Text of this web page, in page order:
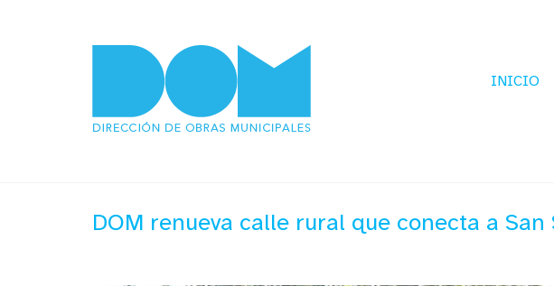
INICIO
DOM renueva calle rural que conecta a